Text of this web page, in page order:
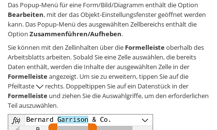
Das Popup-Menü für eine Form/Bild/Diagramm enthält die Option
Bearbeiten, mit der das Objekt-Einstellungsfenster geöffnet werden
kann. Das Popup-Menü des ausgewählten Zellbereichs enthält die
Option Zusammenführen/Aufheben.
Sie können mit den Zellinhalten über die Formelleisteoberhalb des
Arbeitsblatts arbeiten. Sobald Sie eine Zelle auswählen, die bereits
Daten enthält, werden die Inhalte der ausgewählten Zelle in der
Formelleisteangezeigt. Um sie zu erweitern, tippen Sie auf die
Pfeiltaste
rechts. Doppeltippen Sie auf ein Datenstück in der
Formelleiste und ziehen Sie die Auswahlgriffe, um den erforderlichen
Teil auszuwählen.